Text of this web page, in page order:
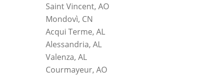
Saint Vincent, AO
Mondovì, CN
Acqui Terme, AL
Alessandria, AL
Valenza, AL
Courmayeur, AO